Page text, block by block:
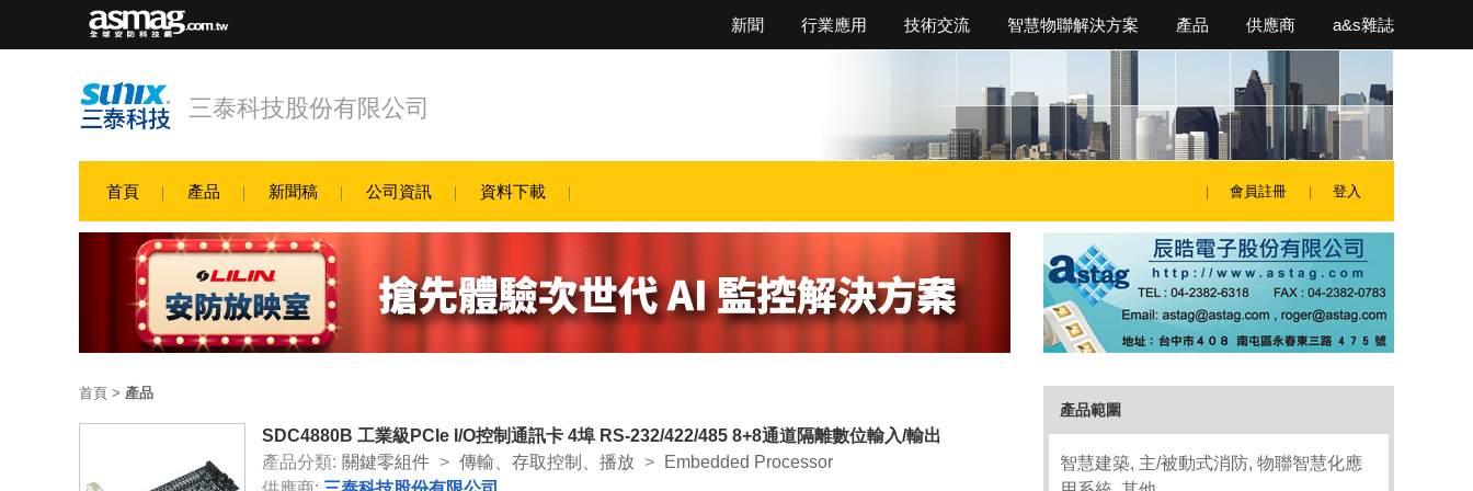
新聞 行業應用 技術交流 智慧物聯解決方案 產品 供應商 a&s雜誌
三泰科技股份有限公司
首頁 產品 新聞稿 公司資訊 資料下載 會員註冊 登入
產品範圍
智慧建築, 主/被動式消防, 物聯智慧化應
首頁 > 產品
SDC4880B 工業級PCIe I/O控制通訊卡 4埠 RS-232/422/485 8+8通道隔離數位輸入/輸出
產品分類: 關鍵零組件 > 傳輸、存取控制、播放 >
Embedded Processor